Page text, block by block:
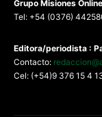
Grupo Misiones
Tel: +54 (0376)
Editora/periodista :
Contacto:
Cel: (+54)9 376 15 4